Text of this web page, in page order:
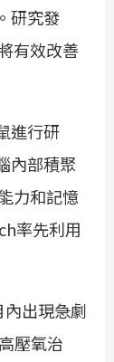
研究發
有效改善
進行研
內部積聚
力和記憶
率先利用
出現急劇
壓氧治